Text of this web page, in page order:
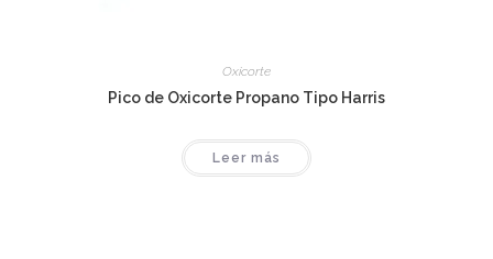
Oxicorte
Pico de Oxicorte Propano Tipo Harris
Leer más